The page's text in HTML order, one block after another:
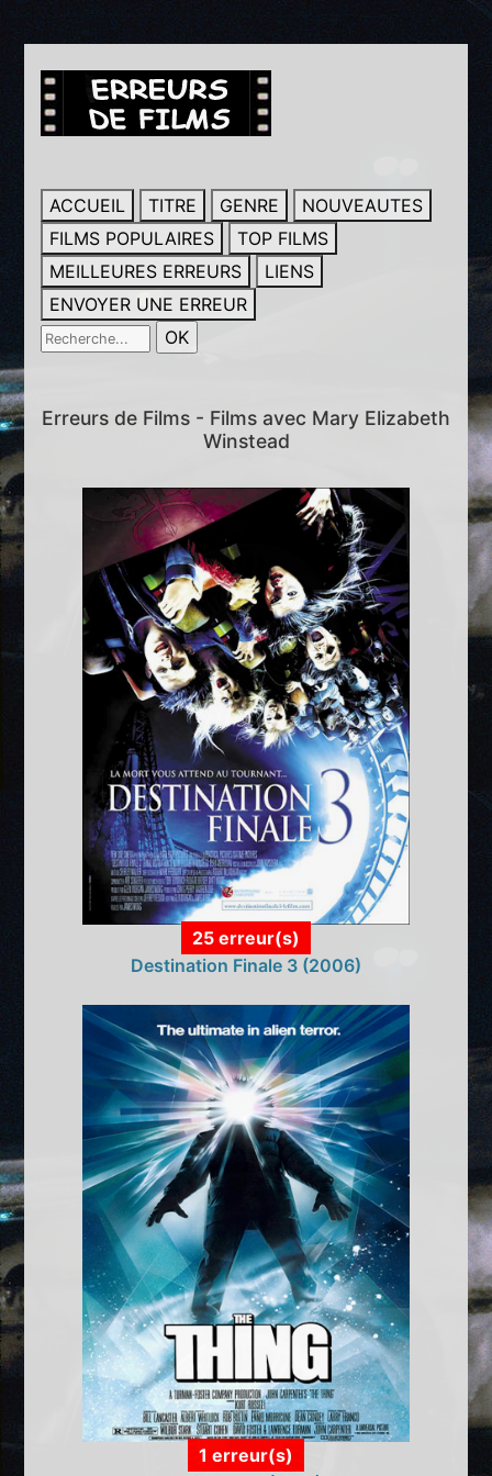
ACCUEIL TITRE GENRE
NOUVEAUTES
FILMS POPULAIRES
TOP FILMS
MEILLEURES ERREURS
LIENS
ENVOYER UNE ERREUR
Erreurs de Films - Films avec Mary Elizabeth
Winstead
25 erreur(s)
Destination Finale 3 (2006)
1 erreur(s)